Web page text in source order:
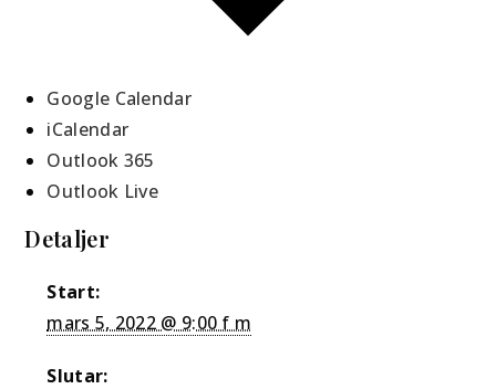
Google Calendar
iCalendar
Outlook 365
Outlook Live
Detaljer
Start:
mars 5, 2022 @ 9:00 f m
Slutar: